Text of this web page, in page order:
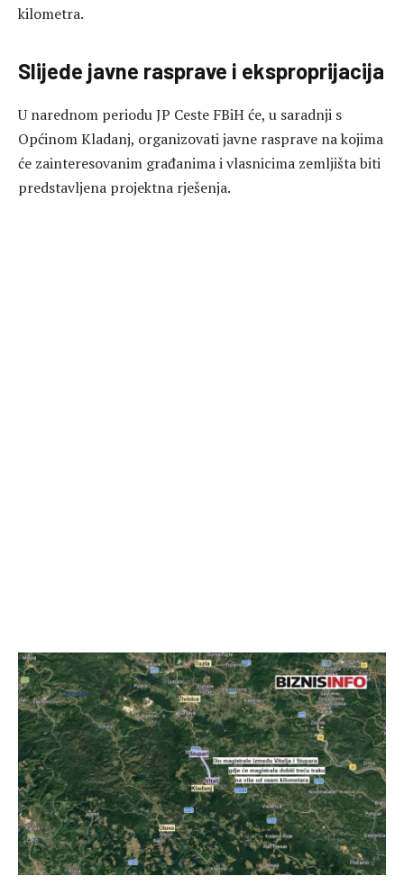
kilometra.
Slijede javne rasprave i eksproprijacija
U narednom periodu JP Ceste FBiH će, u saradnji s
Općinom Kladanj, organizovati javne rasprave na kojima
će zainteresovanim građanima i vlasnicima zemljišta biti
predstavljena projektna rješenja.